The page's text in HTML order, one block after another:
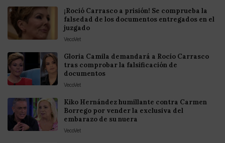
¡Roció Carrasco a prisión! Se comprueba la
falsedad de los documentos entregados en el
juzgado
VecoVet
Gloria Camila demandará a Rocío Carrasco
tras comprobar la falsificación de
documentos
VecoVet
Kiko Hernández humillante contra Carmen
Borrego por vender la exclusiva del
embarazo de su nuera
VecoVet